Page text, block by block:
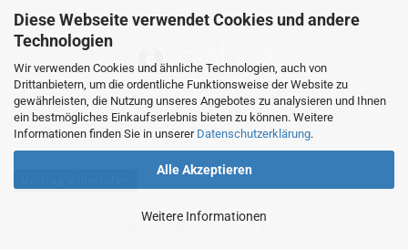
Diese Webseite verwendet Cookies und andere
Technologien
Wir verwenden Cookies und ähnliche Technologien, auch von
Drittanbietern, um die ordentliche Funktionsweise der Website zu
gewährleisten, die Nutzung unseres Angebotes zu analysieren und Ihnen
ein bestmögliches Einkaufserlebnis bieten zu können. Weitere
Informationen finden Sie in unserer Datenschutzerklärung.
Alle Akzeptieren
Weitere Informationen